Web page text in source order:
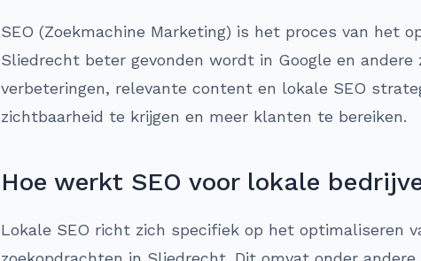
SEO (Zoekmachine Marketing) is het proces van het
Sliedrecht beter gevonden wordt in Google en
verbeteringen, relevante content en lokale SEO
zichtbaarheid te krijgen en meer klanten te bereiken.
Hoe werkt SEO voor lokale
Lokale SEO richt zich specifiek op het optimaliseren